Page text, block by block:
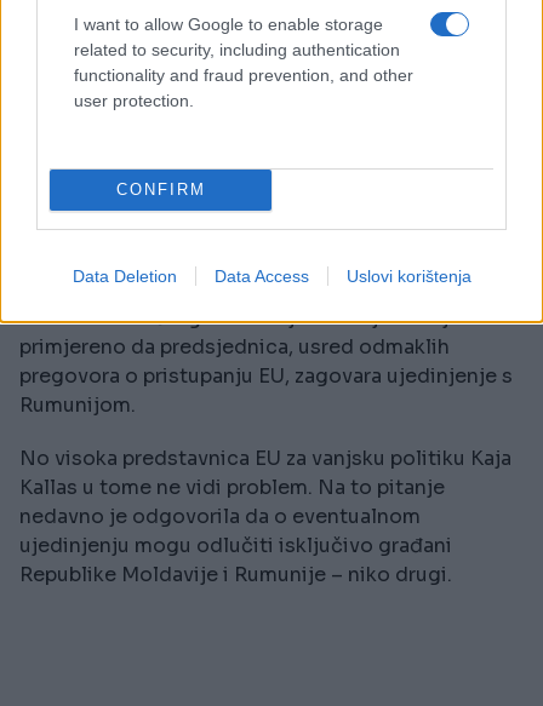
I want to allow Google to enable storage
related to security, including authentication
functionality and fraud prevention, and other
user protection.
CONFIRM
Data Deletion Data Access Uslovi korištenja
Nicușora Dana 2025. – protiv krajnje desnog
kandidata Georgea Simiona, predsjednika stranke
koja se paradoksalno zove Savez za ujedinjenje
Rumuna. Time Sandu i Dan imaju važnu ulogu u
krajnjoj desnici.
U Republici Moldaviji Maia Sandu se zbog
izdaju od proruski orijentisanih stranaka. Postoje i
nezavisni kritički glasovi koji smatraju da nije
primjereno da predsjednica, usred odmaklih
pregovora o pristupanju EU, zagovara ujedinjenje s
Rumunijom.
No visoka predstavnica EU za vanjsku politiku Kaja
Kallas u tome ne vidi problem. Na to pitanje
nedavno je odgovorila da o eventualnom
ujedinjenju mogu odlučiti isključivo građani
Republike Moldavije i Rumunije – niko drugi.